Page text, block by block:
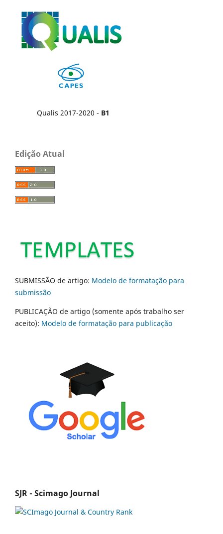
Qualis 2017-2020 - B1
Edição Atual
SUBMISSÃO de artigo: Modelo de formatação para
submissão
PUBLICAÇÃO de artigo (somente após trabalho ser
aceito): Modelo de formatação para publicação
SJR - Scimago Journal